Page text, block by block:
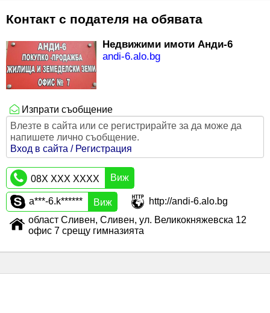
Контакт с подателя на обявата
Недвижими имоти Анди-6
andi-6.alo.bg
Изпрати съобщение
Влезте в сайта или се регистрирайте за да може да
напишете лично съобщение.
Вход в сайта / Регистрация
08X XXX XXXX Виж
a***-6.k****** Виж
http://andi-6.alo.bg
област Сливен, Сливен, ул. Великокняжевска 12
офис 7 срещу гимназията